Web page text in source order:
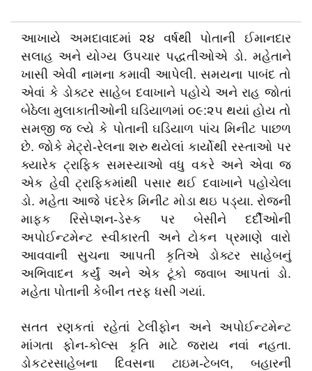
આખાયે અમદાવાદમાં ૨૪ વર્ષથી પોતાની ઈમાનદાર
સલાહ અને યોગ્ય ઉપચાર પદ્ધતીઓએ ડો. મહેતાને
ખાસી એવી નામના કમાવી આપેલી. સમયના પાબંદ તો
એવાં કે ડોક્ટર સાહેબ દવાખાને પહોચે અને રાહ જોતાં
બેઠેલા મુલાકાતીઓની ઘડિયાળમાં ૦૯:૨૫ થયાં હોય તો
સમજી જ લ્યે કે પોતાની ઘડિયાળ પાંચ મિનીટ પાછળ
છે. જોકે મેટ્રો-રેલના શરુ થયેલાં કાર્યોથી રસ્તાઓ પર
ક્યારેક ટ્રાફિક સમસ્યાઓ વધુ વકરે અને એવા જ
એક હેવી ટ્રાફિકમાંથી પસાર થઈ દવાખાને પહોચેલા
ડો. મહેતા આજે પંદરેક મિનીટ મોડા થઇ પડ્યા. રોજની
માફક રિસેપ્શન-ડેસ્ક પર બેસીને દર્દીઓની
અપોઈન્ટમેન્ટ સ્વીકારતી અને ટોકન પ્રમાણે વારો
આવવાની સુચના આપતી કૃતિએ ડોક્ટર સાહેબનું
અભિવાદન કર્યું અને એક ટૂંકો જવાબ આપતાં ડો.
મહેતા પોતાની કેબીન તરફ ધસી ગયાં.
સતત રણકતાં રહેતાં ટેલીફોન અને અપોઈન્ટમેન્ટ
માંગતા ફોન-કોલ્સ કૃતિ માટે જરાય નવાં નહતા.
ડોકટરસાહેબના દિવસના ટાઇમ-ટેબલ, બહારની